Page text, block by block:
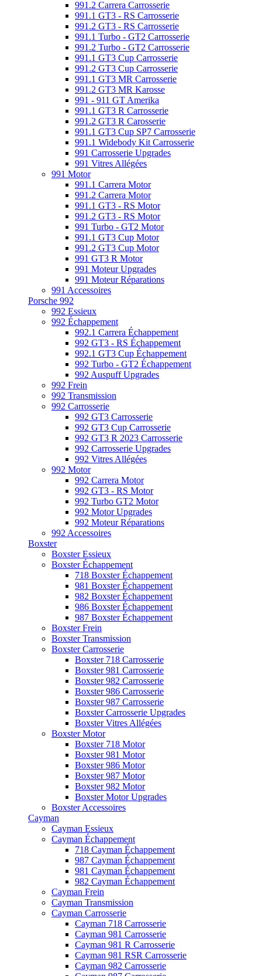
991.2 Carrera Carrosserie
991.1 GT3 - RS Carrosserie
991.2 GT3 - RS Carrosserie
991.1 Turbo - GT2 Carrosserie
991.2 Turbo - GT2 Carrosserie
991.1 GT3 Cup Carrosserie
991.2 GT3 Cup Carrosserie
991.1 GT3 MR Carrosserie
991.2 GT3 MR Karosse
991 - 911 GT Amerika
991.1 GT3 R Carrosserie
991.2 GT3 R Carosserie
991.1 GT3 Cup SP7 Carrosserie
991.1 Widebody Kit Carrosserie
991 Carrosserie Upgrades
991 Vitres Allégées
991 Motor
991.1 Carrera Motor
991.2 Carrera Motor
991.1 GT3 - RS Motor
991.2 GT3 - RS Motor
991 Turbo - GT2 Motor
991.1 GT3 Cup Motor
991.2 GT3 Cup Motor
991 GT3 R Motor
991 Moteur Upgrades
991 Moteur Réparations
991 Accessoires
Porsche 992
992 Essieux
992 Échappement
992.1 Carrera Échappement
992 GT3 - RS Échappement
992.1 GT3 Cup Échappement
992 Turbo - GT2 Échappement
992 Auspuff Upgrades
992 Frein
992 Transmission
992 Carrosserie
992 GT3 Carrosserie
992 GT3 Cup Carrosserie
992 GT3 R 2023 Carrosserie
992 Carrosserie Upgrades
992 Vitres Allégées
992 Motor
992 Carrera Motor
992 GT3 - RS Motor
992 Turbo GT2 Motor
992 Motor Upgrades
992 Moteur Réparations
992 Accessoires
Boxster
Boxster Essieux
Boxster Échappement
718 Boxster Échappement
981 Boxster Échappement
982 Boxster Échappement
986 Boxster Échappement
987 Boxster Échappement
Boxster Frein
Boxster Transmission
Boxster Carrosserie
Boxster 718 Carrosserie
Boxster 981 Carrosserie
Boxster 982 Carrosserie
Boxster 986 Carrosserie
Boxster 987 Carrosserie
Boxster Carrosserie Upgrades
Boxster Vitres Allégées
Boxster Motor
Boxster 718 Motor
Boxster 981 Motor
Boxster 986 Motor
Boxster 987 Motor
Boxster 982 Motor
Boxster Motor Upgrades
Boxster Accessoires
Cayman
Cayman Essieux
Cayman Échappement
718 Cayman Échappement
987 Cayman Échappement
981 Cayman Échappement
982 Cayman Échappement
Cayman Frein
Cayman Transmission
Cayman Carrosserie
Cayman 718 Carrosserie
Cayman 981 Carrosserie
Cayman 981 R Carrosserie
Cayman 981 RSR Carrosserie
Cayman 982 Carrosserie